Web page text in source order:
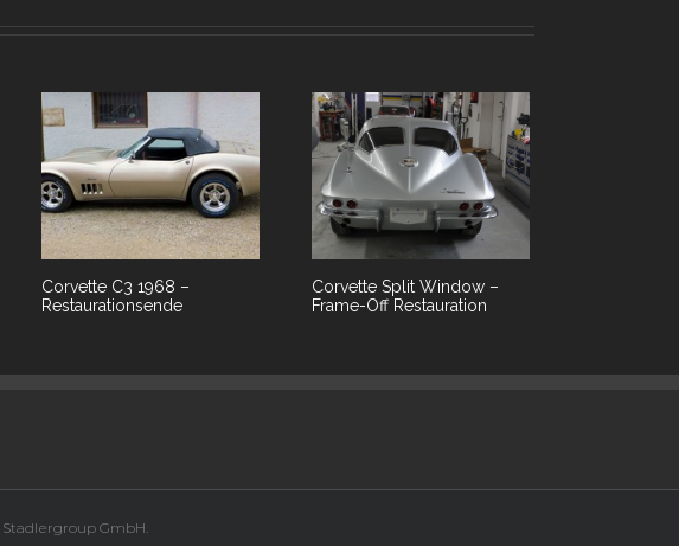
Corvette C3 1968 –
Restaurationsende
Corvette Split Window –
Frame-Off Restauration
Stadlergroup GmbH